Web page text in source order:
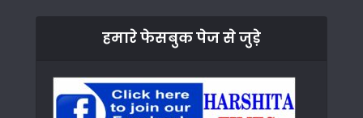
हमारे फेसबुक पेज से जुड़े